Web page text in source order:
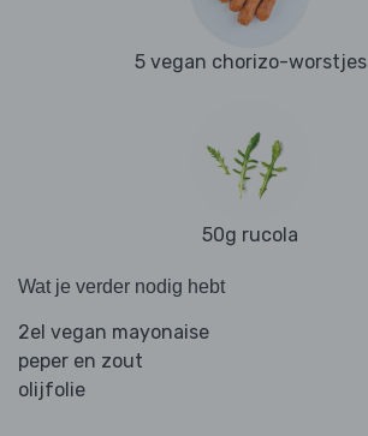
5 vegan chorizo-worstjes
50g rucola
Wat je verder nodig hebt
2el vegan mayonaise
peper en zout
olijfolie